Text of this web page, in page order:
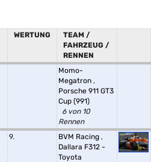
WERTUNG
TEAM /
FAHRZEUG /
RENNEN
Momo-
Megatron ,
Porsche 911 GT3
Cup (991)
6 von 10
Rennen
9. BVM Racing ,
Dallara F312 -
Toyota